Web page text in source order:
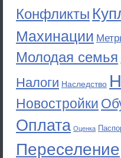
Конфликты
Махинации
Молодая семья
Налоги Наследство
Новостройки
Оплата Оценка
Переселение